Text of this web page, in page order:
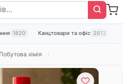
1820 Канцтовари та офіс 2813
Побутова хімія